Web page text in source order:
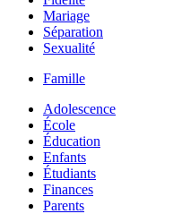
Mariage
Séparation
Sexualité
Famille
Adolescence
École
Éducation
Enfants
Étudiants
Finances
Parents